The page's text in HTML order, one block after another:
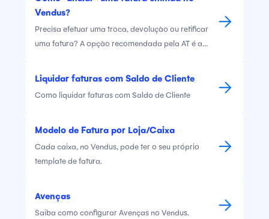
Vendus?
Precisa efetuar uma troca, devolução ou retificar
uma fatura? A opção recomendada pela AT é a
Liquidar faturas com Saldo de Cliente
Como liquidar faturas com Saldo de Cliente
Modelo de Fatura por Loja/Caixa
Cada caixa, no Vendus, pode ter o seu próprio
template de fatura.
Avenças
Saiba como configurar Avenças no Vendus.